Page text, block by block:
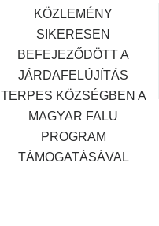
KÖZLEMÉNY
SIKERESEN
BEFEJEZŐDÖTT A
JÁRDAFELÚJÍTÁS
TERPES KÖZSÉGBEN A
MAGYAR FALU
PROGRAM
TÁMOGATÁSÁVAL